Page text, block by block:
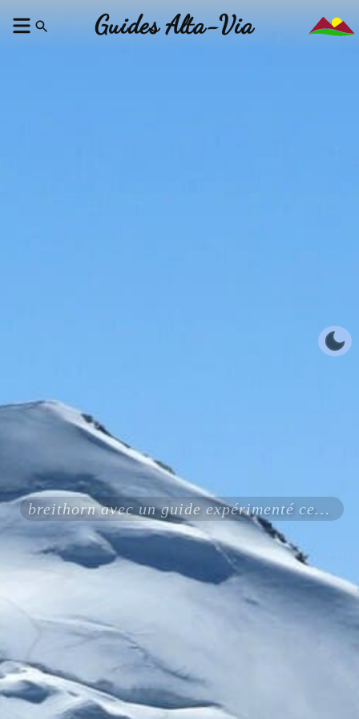
Guides Alta-Via
breithorn avec un guide expérimenté certifié ENSA UIAGM